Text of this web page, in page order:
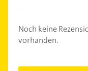
Noch keine
vorhanden.